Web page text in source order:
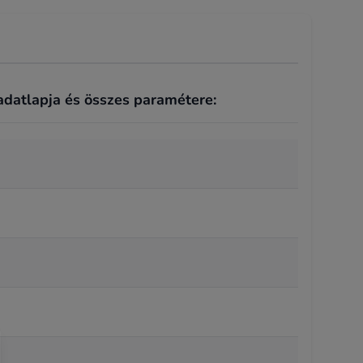
és összes paramétere: